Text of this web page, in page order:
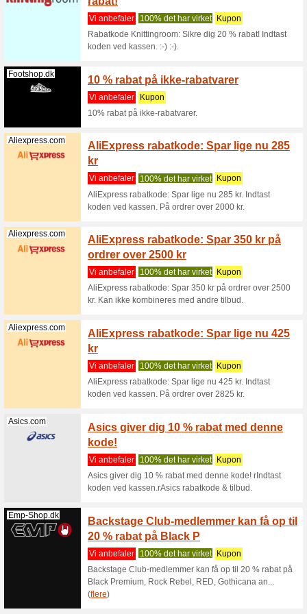
Indtast
Knittingroom.dk
Vi
Nu kan
(flere
Knittingroom.dk
Snup
Snup
Footstore.dk